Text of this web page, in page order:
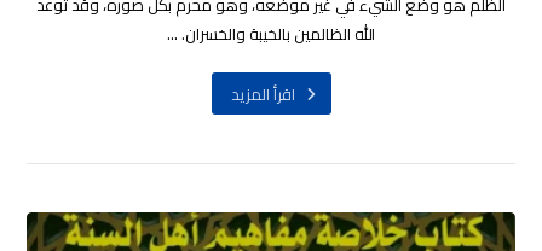
الله الظالمين بالخيبة والخسران. ...
اقرأ المزيد